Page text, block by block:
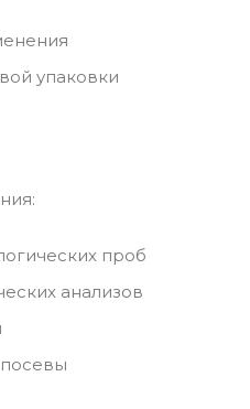
упаковки
проб
анализов